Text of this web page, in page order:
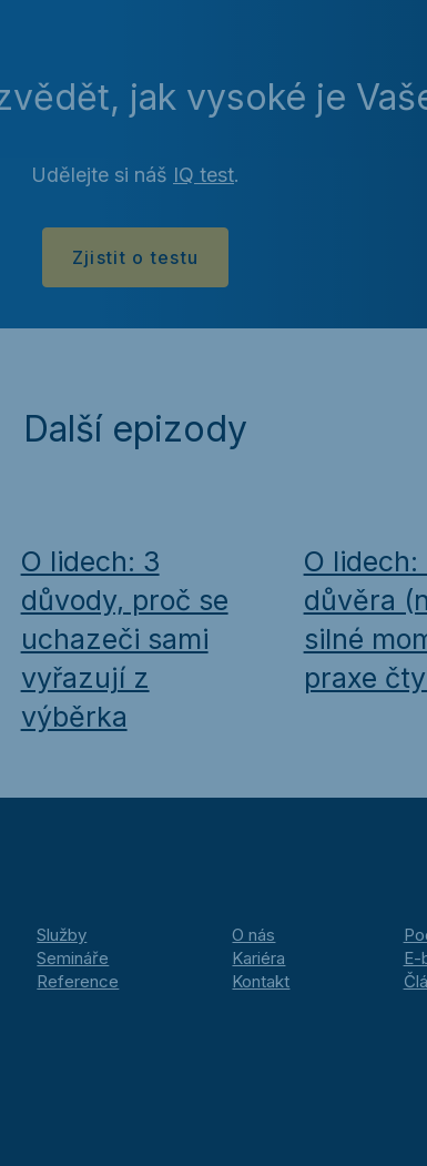
jak vysoké je
Udělejte si náš IQ test.
Zjistit o testu
Další epizody
O lidech: 3
důvody, proč se
uchazeči sami
vyřazují z
výběrka
O lidech:
důvěra
silné
praxe
Služby
Semináře
Reference
O nás
Kariéra
Kontakt
E-